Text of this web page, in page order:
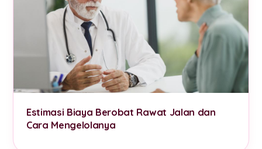
Estimasi Biaya Berobat Rawat Jalan dan
Cara Mengelolanya